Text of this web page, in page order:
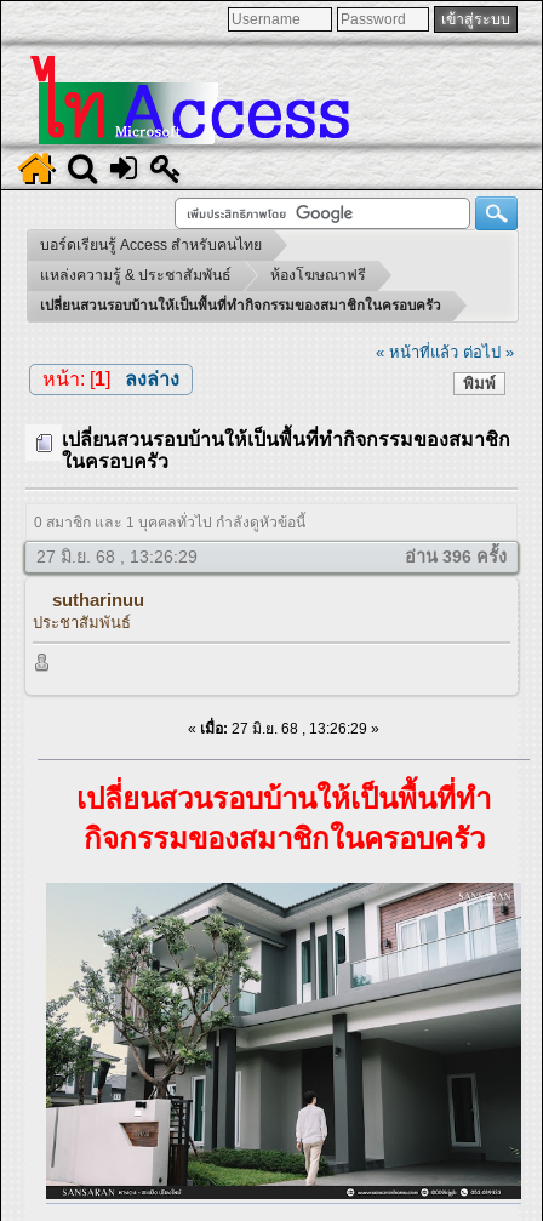
บอร์ดเรียนรู้ Access สำหรับคนไทย
แหล่งความรู้ & ประชาสัมพันธ์
ห้องโฆษณาฟรี
เปลี่ยนสวนรอบบ้านให้เป็นพื้นที่ทำกิจกรรมของสมาชิกในครอบครัว
« หน้าที่แล้ว ต่อไป »
พิมพ์
หน้า: [1] ลงล่าง
เปลี่ยนสวนรอบบ้านให้เป็นพื้นที่ทำกิจกรรมของสมาชิก
ในครอบครัว
0 สมาชิก และ 1 บุคคลทั่วไป กำลังดูหัวข้อนี้
27 มิ.ย. 68 , 13:26:29 อ่าน 396 ครั้ง
sutharinuu
ประชาสัมพันธ์
« เมื่อ: 27 มิ.ย. 68 , 13:26:29 »
เปลี่ยนสวนรอบบ้านให้เป็นพื้นที่ทำ
กิจกรรมของสมาชิกในครอบครัว